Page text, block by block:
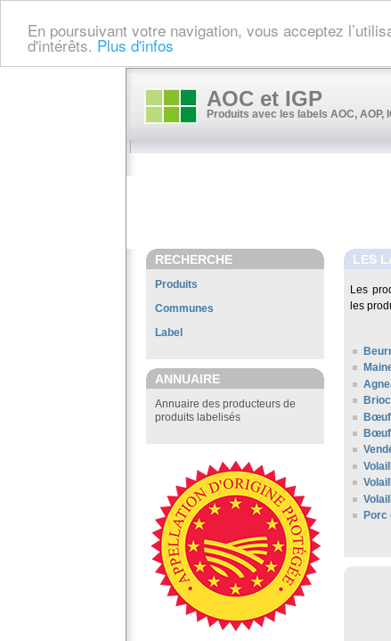
En poursuivant votre navigation, vous acceptez
d'intérêts. Plus d'infos
AOC et IGP
Produits avec les labels AOC, AOP,
RECHERCHE
Produits
Communes
Label
ANNUAIRE
Annuaire des producteurs de
produits labelisés
LES
Les
les
Bœuf
Bœuf
Porc